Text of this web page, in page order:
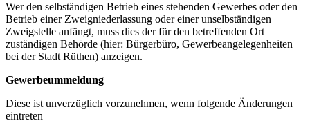
Wer den selbständigen Betrieb eines stehenden Gewerbes oder den
Betrieb einer Zweigniederlassung oder einer unselbständigen
Zweigstelle anfängt, muss dies der für den betreffenden Ort
zuständigen Behörde (hier: Bürgerbüro, Gewerbeangelegenheiten
bei der Stadt Rüthen) anzeigen.
Gewerbeummeldung
Diese ist unverzüglich vorzunehmen, wenn folgende Änderungen
eintreten